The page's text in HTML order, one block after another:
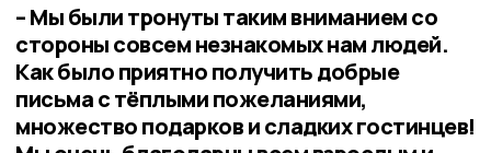
– Мы были тронуты таким вниманием со
стороны совсем незнакомых нам людей.
Как было приятно получить добрые
письма с тёплыми пожеланиями,
множество подарков и сладких гостинцев!